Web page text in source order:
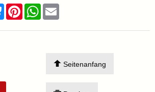
BlueskyPinterestWhatsApp
Seitenanfang